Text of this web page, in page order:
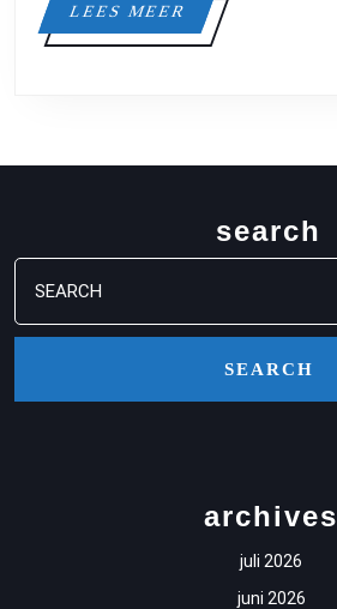
LEES MEERLEES
MEER
search
Search
for:
archives
juli 2026
juni 2026